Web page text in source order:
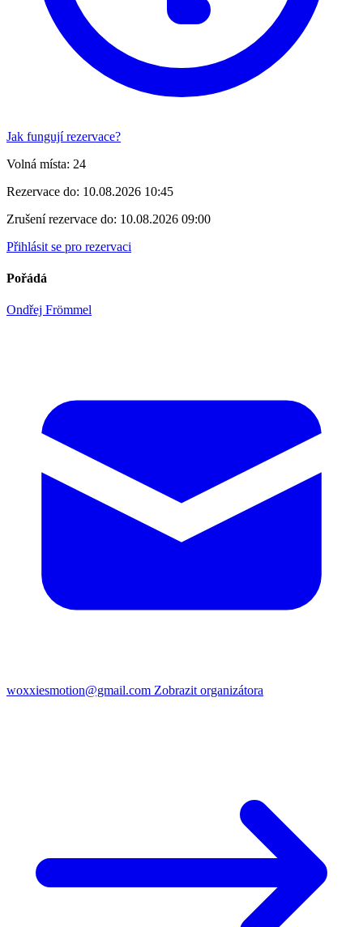
Jak fungují rezervace?
Volná místa: 24
Rezervace do: 10.08.2026 10:45
Zrušení rezervace do: 10.08.2026 09:00
Přihlásit se pro rezervaci
Pořádá
Ondřej Frömmel
woxxiesmotion@gmail.com Zobrazit organizátora